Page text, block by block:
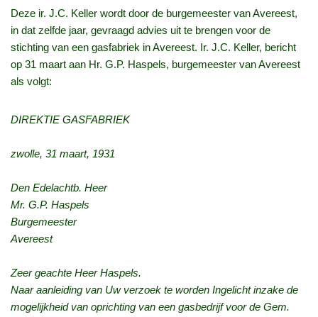
Deze ir. J.C. Keller wordt door de burgemeester van Avereest,
in dat zelfde jaar, gevraagd advies uit te brengen voor de
stichting van een gasfabriek in Avereest. Ir. J.C. Keller, bericht
op 31 maart aan Hr. G.P. Haspels, burgemeester van Avereest
als volgt:
DIREKTIE GASFABRIEK
zwolle, 31 maart, 1931
Den Edelachtb. Heer
Mr. G.P. Haspels
Burgemeester
Avereest
Zeer geachte Heer Haspels.
Naar aanleiding van Uw verzoek te worden Ingelicht inzake de
mogelijkheid van oprichting van een gasbedrijf voor de Gem.